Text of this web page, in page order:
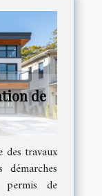
de
des travaux
permis de